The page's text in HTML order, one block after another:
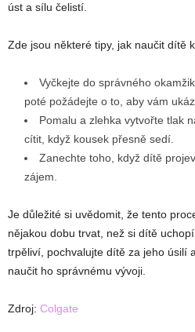
úst a sílu čelistí.
Zde jsou některé tipy, jak naučit dítě
Vyčkejte do správného
poté požádejte o to, aby vám
Pomalu a zlehka vytvořte tlak
cítit, když kousek přesně sedí.
Zanechte toho, když dítě
zájem.
Je důležité si uvědomit, že tento
nějakou dobu trvat, než si dítě
trpěliví, pochvalujte dítě za jeho úsilí
naučit ho správnému vývoji.
Zdroj: Colgate